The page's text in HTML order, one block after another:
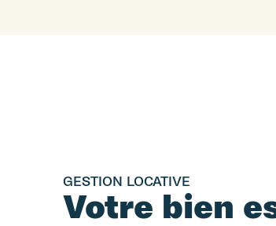
GESTION LOCATIVE
Votre bien